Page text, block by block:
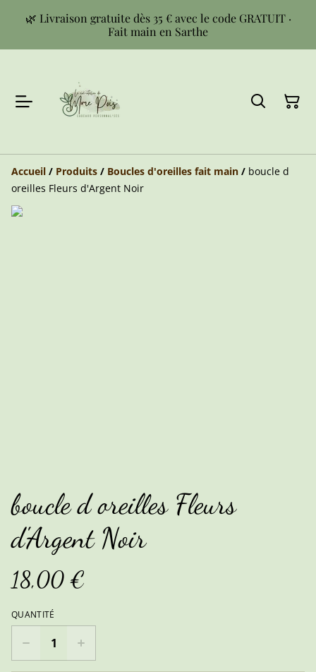
🌿 Livraison gratuite dès 35 € avec le code GRATUIT ·
Fait main en Sarthe
Accueil / Produits / Boucles d'oreilles fait main / boucle d
oreilles Fleurs d'Argent Noir
boucle d oreilles Fleurs
d'Argent Noir
18,00 €
QUANTITÉ